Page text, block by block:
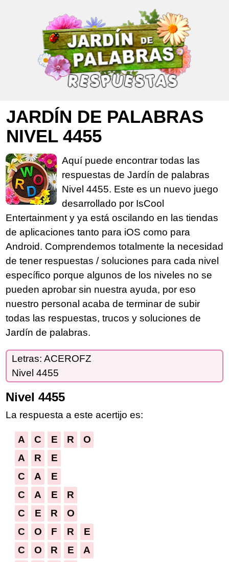
JARDÍN DE PALABRAS
NIVEL 4455
Aquí puede encontrar todas las
respuestas de Jardín de palabras
Nivel 4455. Este es un nuevo juego
desarrollado por IsCool
Entertainment y ya está oscilando en las tiendas
de aplicaciones tanto para iOS como para
Android. Comprendemos totalmente la necesidad
de tener respuestas / soluciones para cada nivel
específico porque algunos de los niveles no se
pueden aprobar sin nuestra ayuda, por eso
nuestro personal acaba de terminar de subir
todas las respuestas, trucos y soluciones de
Jardín de palabras.
Letras: ACEROFZ
Nivel 4455
Nivel 4455
La respuesta a este acertijo es:
A C E R
O
A
R
E
C
A
E
C
A E
R
C
E R
O
C
O F R
E
C
O R E
A